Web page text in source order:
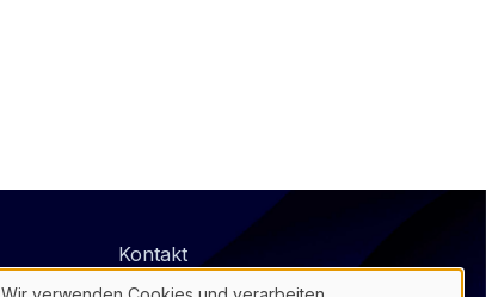
@
Footer
Kontakt
Datenschutz